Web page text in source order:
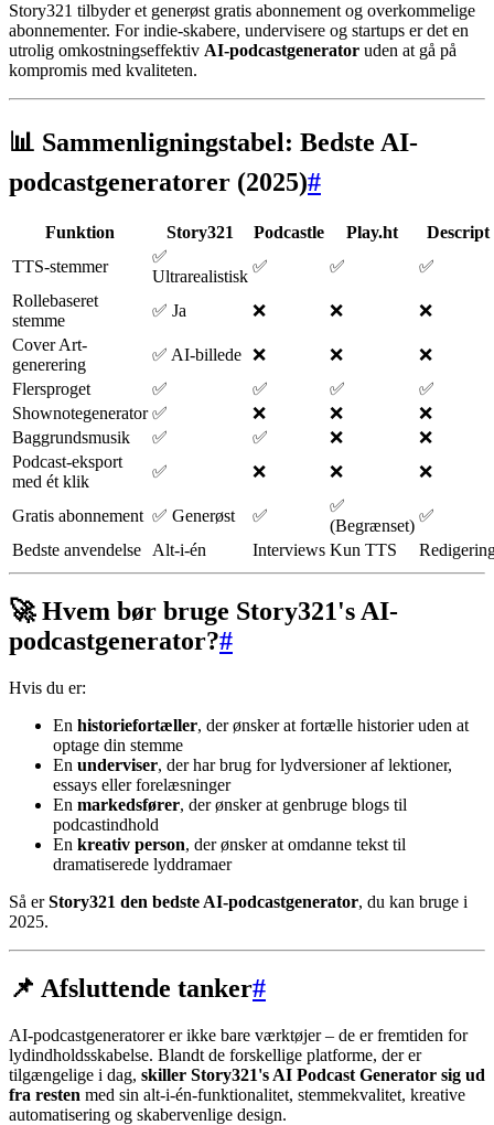
Story321 tilbyder et generøst gratis abonnement og overkommelige
abonnementer. For indie-skabere, undervisere og startups er det en
utrolig omkostningseffektiv AI-podcastgenerator uden at gå på
kompromis med kvaliteten.
📊 Sammenligningstabel: Bedste AI-
podcastgeneratorer (2025)#
Funktion Story321 Podcastle Play.ht
Descript
TTS-stemmer
✅
Ultrarealistisk
✅ ✅
✅
Rollebaseret
stemme
✅ Ja ❌ ❌
❌
Cover Art-
generering
✅ AI-billede ❌ ❌
❌
Flersproget
✅ ✅ ✅
✅
Shownotegenerator ✅ ❌ ❌
❌
Baggrundsmusik
✅ ✅ ❌
❌
Podcast-eksport
med ét klik
✅ ❌ ❌ ❌
Gratis abonnement ✅ Generøst ✅
✅
(Begrænset)
✅
Bedste anvendelse
Alt-i-én Interviews Kun TTS
🚀 Hvem bør bruge Story321's AI-
podcastgenerator?#
Hvis du er:
En historiefortæller, der ønsker at fortælle historier uden at
optage din stemme
En underviser, der har brug for lydversioner af lektioner,
essays eller forelæsninger
En markedsfører, der ønsker at genbruge blogs til
podcastindhold
En kreativ person, der ønsker at omdanne tekst til
dramatiserede lyddramaer
Så erStory321 den bedste AI-podcastgenerator, du kan bruge i
2025.
📌 Afsluttende tanker#
AI-podcastgeneratorer er ikke bare værktøjer – de er fremtiden for
lydindholdsskabelse. Blandt de forskellige platforme, der er
tilgængelige i dag, skiller Story321's AI Podcast Generator sig ud
fra resten med sin alt-i-én-funktionalitet, stemmekvalitet, kreative
automatisering og skabervenlige design.